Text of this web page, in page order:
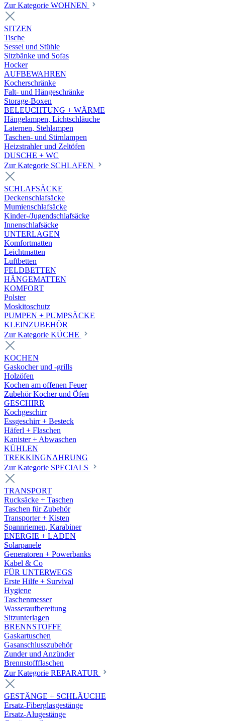
Zur Kategorie WOHNEN
SITZEN
Tische
Sessel und Stühle
Sitzbänke und Sofas
Hocker
AUFBEWAHREN
Kocherschränke
Falt- und Hängeschränke
Storage-Boxen
BELEUCHTUNG + WÄRME
Hängelampen, Lichtschläuche
Laternen, Stehlampen
Taschen- und Stirnlampen
Heizstrahler und Zeltöfen
DUSCHE + WC
Zur Kategorie SCHLAFEN
SCHLAFSÄCKE
Deckenschlafsäcke
Mumienschlafsäcke
Kinder-/Jugendschlafsäcke
Innenschlafsäcke
UNTERLAGEN
Komfortmatten
Leichtmatten
Luftbetten
FELDBETTEN
HÄNGEMATTEN
KOMFORT
Polster
Moskitoschutz
PUMPEN + PUMPSÄCKE
KLEINZUBEHÖR
Zur Kategorie KÜCHE
KOCHEN
Gaskocher und -grills
Holzöfen
Kochen am offenen Feuer
Zubehör Kocher und Öfen
GESCHIRR
Kochgeschirr
Essgeschirr + Besteck
Häferl + Flaschen
Kanister + Abwaschen
KÜHLEN
TREKKINGNAHRUNG
Zur Kategorie SPECIALS
TRANSPORT
Rucksäcke + Taschen
Taschen für Zubehör
Transporter + Kisten
Spannriemen, Karabiner
ENERGIE + LADEN
Solarpanele
Generatoren + Powerbanks
Kabel & Co
FÜR UNTERWEGS
Erste Hilfe + Survival
Hygiene
Taschenmesser
Wasseraufbereitung
Sitzunterlagen
BRENNSTOFFE
Gaskartuschen
Gasanschlusszubehör
Zunder und Anzünder
Brennstoffflaschen
Zur Kategorie REPARATUR
GESTÄNGE + SCHLÄUCHE
Ersatz-Fiberglasgestänge
Ersatz-Alugestänge